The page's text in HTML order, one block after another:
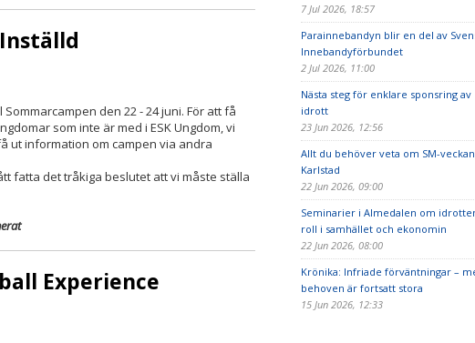
den 22 - 24 juni. För att få
som inte är med i ESK Ungdom, vi
ut information om campen via andra
fatta det tråkiga beslutet att vi måste ställa
Experience
7 Jul 2026, 18:57
Parainnebandyn blir en del av
Innebandyförbundet
2 Jul 2026, 11:00
Nästa steg för enklare sponsring av
idrott
23 Jun 2026, 12:56
Allt du behöver veta om SM-
Karlstad
22 Jun 2026, 09:00
Seminarier i Almedalen om
roll i samhället och ekonomin
22 Jun 2026, 08:00
Krönika: Infriade förväntningar –
behoven är fortsatt stora
15 Jun 2026, 12:33